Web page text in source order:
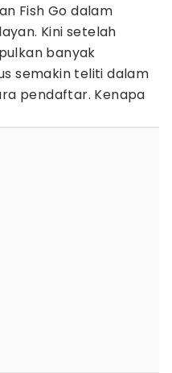
Fish Go dalam
Kini setelah
banyak
semakin teliti dalam
pendaftar. Kenapa